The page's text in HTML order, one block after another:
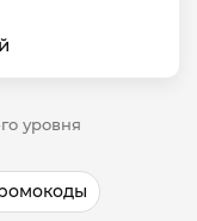
уровня